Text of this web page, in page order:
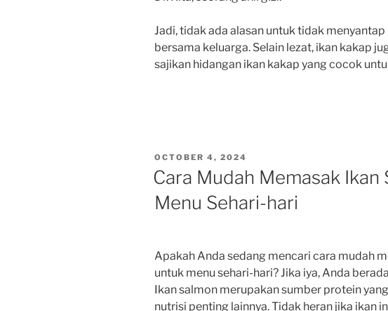
Jadi, tidak ada alasan untuk tidak
bersama keluarga. Selain lezat, ikan kakap
sajikan hidangan ikan kakap yang cocok
POSTED
ON
OCTOBER 4, 2024
Cara Mudah Memasak Ikan
Menu Sehari-hari
Apakah Anda sedang mencari cara mudah
untuk menu sehari-hari? Jika iya, Anda
Ikan salmon merupakan sumber protein
nutrisi penting lainnya. Tidak heran jika ikan